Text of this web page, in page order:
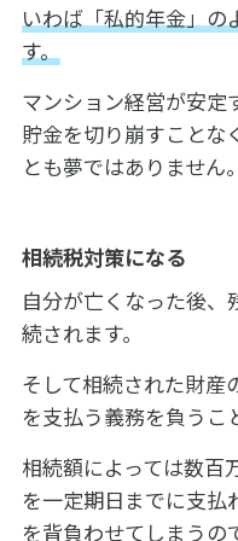
いわば「私的年金」の
す。
マンション経営が安定
貯金を切り崩すことな
とも夢ではありません。
相続税対策になる
自分が亡くなった後、
続されます。
そして相続された財産
を支払う義務を負うこ
相続額によっては数百
を一定期日までに支払
を背負わせてしまうの